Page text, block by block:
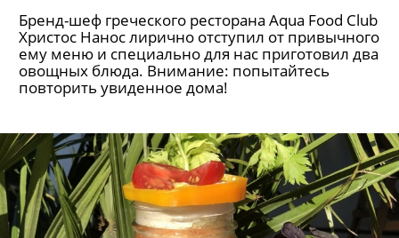
Бренд-шеф греческого ресторана Aqua Food Club
Христос Нанос лирично отступил от привычного
ему меню и специально для нас приготовил два
овощных блюда. Внимание: попытайтесь
повторить увиденное дома!